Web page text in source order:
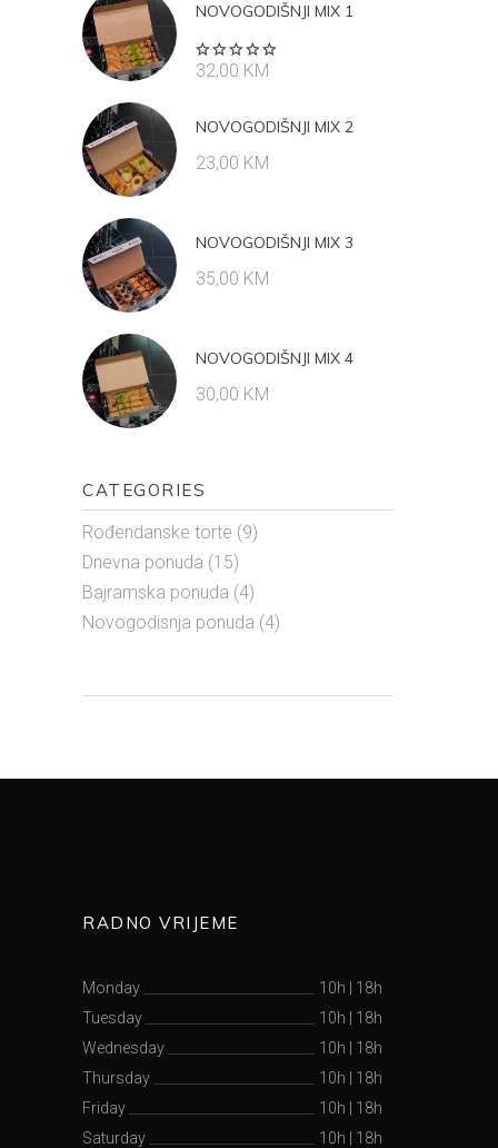
NOVOGODIŠNJI MIX 1
5.00out
32,00 KM
NOVOGODIŠNJI MIX 2
23,00 KM
NOVOGODIŠNJI MIX 3
35,00 KM
NOVOGODIŠNJI MIX 4
30,00 KM
CATEGORIES
Rođendanske torte (9)
Dnevna ponuda (15)
Bajramska ponuda (4)
Novogodisnja ponuda (4)
RADNO VRIJEME
Monday 10h
18h
Tuesday
10h
18h
Wednesday
10h
18h
Thursday
10h
18h
Friday
10h
18h
Saturday
10h
18h